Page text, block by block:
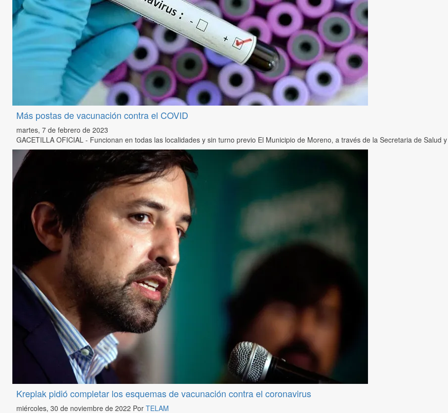
Más postas de vacunación contra el COVID
martes, 7 de febrero de 2023
GACETILLA OFICIAL - Funcionan en todas las localidades y sin turno previo El Municipio de Moreno, a través de la Secretaria de Salud
Kreplak pidió completar los esquemas de vacunación contra el coronavirus
miércoles, 30 de noviembre de 2022 Por TELAM